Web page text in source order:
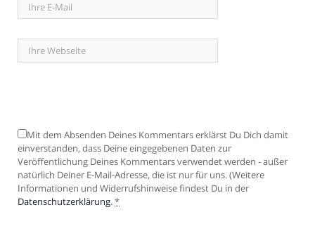
Mit dem Absenden Deines Kommentars erklärst Du Dich damit
einverstanden, dass Deine eingegebenen Daten zur
Veröffentlichung Deines Kommentars verwendet werden - außer
natürlich Deiner E-Mail-Adresse, die ist nur für uns. (Weitere
Informationen und Widerrufshinweise findest Du in der
Datenschutzerklärung. *